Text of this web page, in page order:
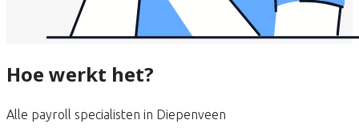
Hoe werkt het?
Alle payroll specialisten in Diepenveen